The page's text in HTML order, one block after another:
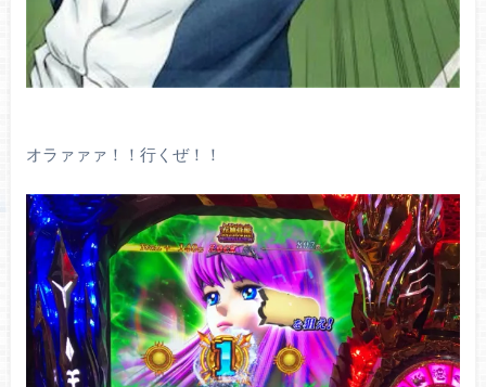
オラァァァ！！行くぜ！！